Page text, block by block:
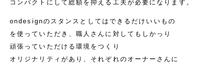
コンパクトにして総額を抑える工夫が必要になります。
ondesignのスタンスとしてはできるだけいいもの
を使っていただき、職人さんに対してもしかっり
頑張っていただける環境をつくり
オリジナリティがあり、それぞれのオーナーさんに